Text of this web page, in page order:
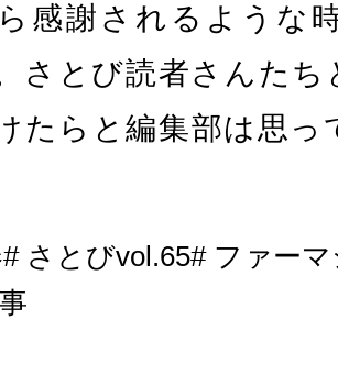
感謝されるような
さとび読者さんたち
たらと編集部は思っ
さとびvol.65 ファーマ